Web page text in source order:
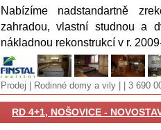
Nabízíme nadstandartně
zahradou, vlastní studnou a
nákladnou rekonstrukcí v r.
Prodej | Rodinné domy a vily | | 3 690
RD 4+1, NOŠOVICE -